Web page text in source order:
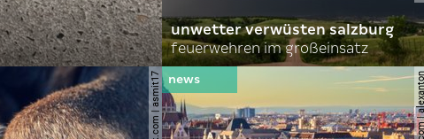
unwetter verwüsten salzburg
feuerwehren im großeinsatz